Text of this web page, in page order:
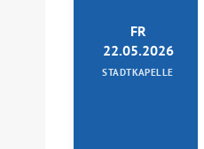
FR
22.05.2026
STADTKAPELLE